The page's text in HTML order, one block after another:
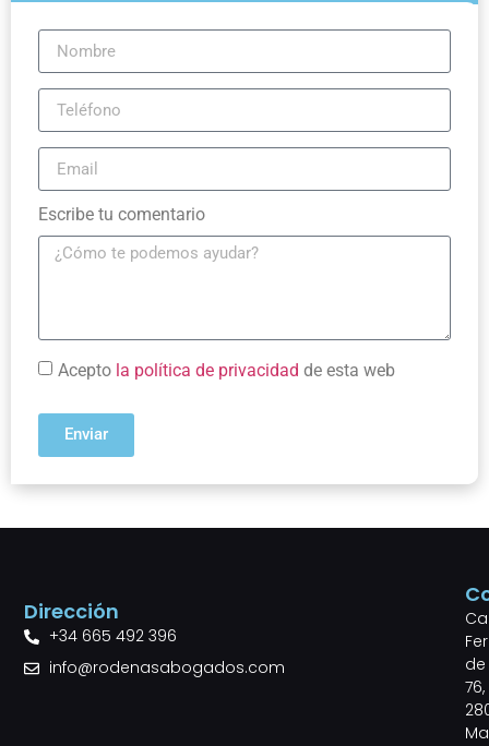
Escribe tu comentario
Acepto la política de privacidad de esta web
Enviar
de
76,
Dirección
+34 665 492 396
info@rodenasabogados.com